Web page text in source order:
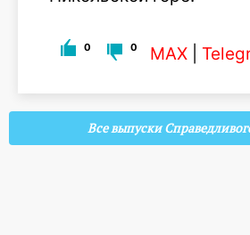
0 0 MAX
Все выпуски